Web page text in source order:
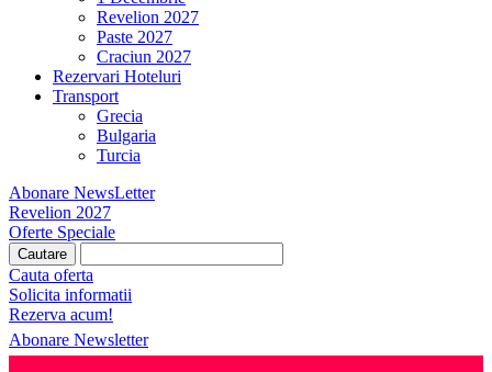
Revelion 2027
Paste 2027
Craciun 2027
Rezervari Hoteluri
Transport
Grecia
Bulgaria
Turcia
Abonare NewsLetter
Revelion 2027
Oferte Speciale
Cauta oferta
Solicita informatii
Rezerva acum!
Abonare Newsletter